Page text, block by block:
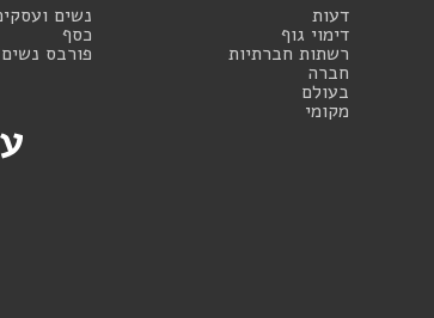
דעות
דימוי גוף
רשתות חברתיות
חברה
בעולם
מקומי
נשים
כסף
פורבס נשים